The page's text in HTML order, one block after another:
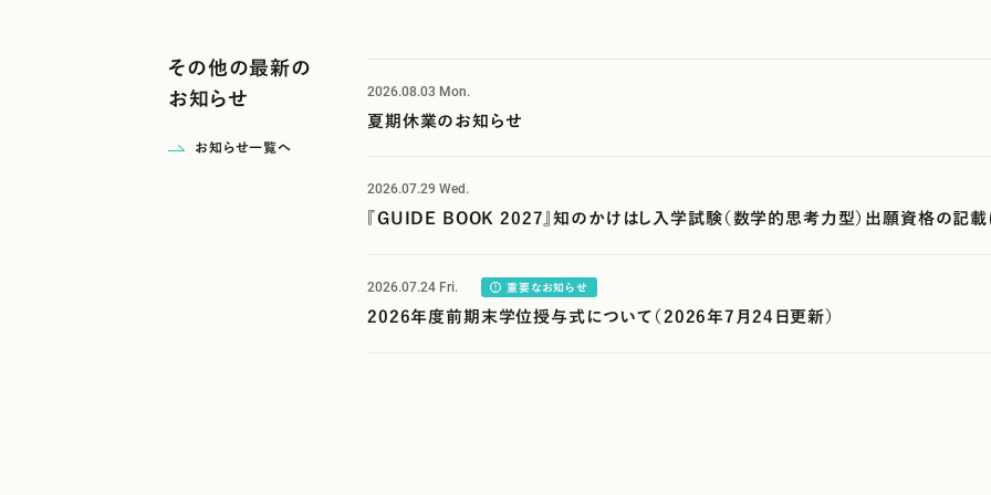
その他の最新の
お知らせ
お知らせ一覧へ
2026.08.03 Mon.
夏期休業のお知らせ
2026.07.29 Wed.
『GUIDE BOOK 2027』知のかけはし入学試験（数学的思考力型）出願資格の記
2026.07.24 Fri. 重要なお知らせ
2026年度前期末学位授与式について（2026年7月24日更新）